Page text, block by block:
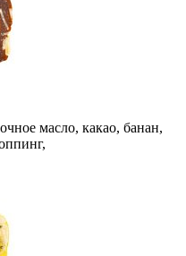
масло, какао, банан,